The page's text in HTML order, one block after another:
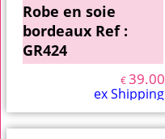
Robe en soie
bordeaux Ref :
GR424
€39.00
ex Shipping